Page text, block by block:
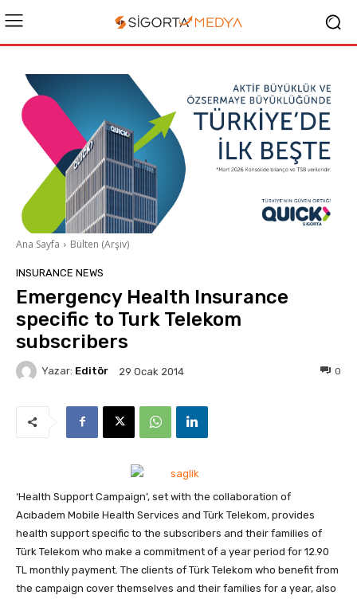
Ana Sayfa Bülten (Arşiv)
INSURANCE NEWS
Emergency Health Insurance
specific to Turk Telekom
subscribers
Yazar: Editör 29 Ocak 2014 0
‘Health Support Campaign’, set with the collaboration of
Acıbadem Mobile Health Services and Türk Telekom, provides
health support specific to the subscribers and their families of
Türk Telekom who make a commitment of a year period for 12.90
TL monthly payment. The clients of Türk Telekom who benefit from
the campaign cover themselves and their families for a year, also